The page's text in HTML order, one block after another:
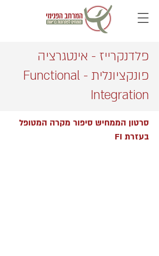
פלדנקרייז - אינטגרציה
פונקציונלית - Functional
Integration
סרטון הממחיש סיפור מקרה המטופל
בעזרת FI